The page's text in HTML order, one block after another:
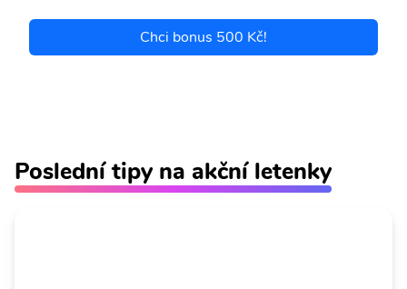
Chci bonus 500 Kč!
Poslední tipy na akční letenky